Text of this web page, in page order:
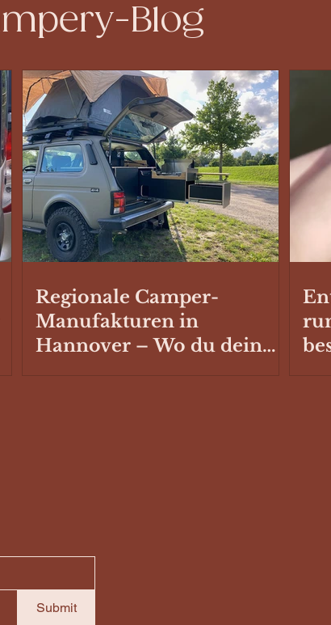
Blog
Regionale Camper-
Manufakturen in
Hannover – Wo du dein
Submit